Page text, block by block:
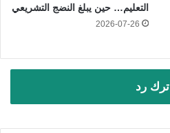
التعليم… حين يبلغ النضج التشريعي
2026-07-26
اترك رد